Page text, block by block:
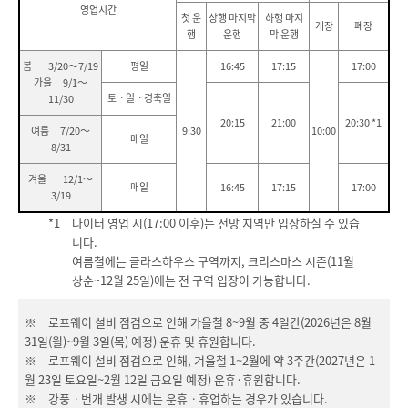
영업시간
첫 운
행
상행 마지막
운행
하행 마지
막 운행
개장 폐장
봄 3/20～7/19
가을 9/1～
11/30
평일
9:30
16:45 17:15
10:00
17:00
토ㆍ일ㆍ경축일
20:15
21:00 20:30 *1
여름 7/20～
8/31
매일
겨울 12/1～
3/19
매일 16:45 17:15 17:00
*1 나이터 영업 시(17:00 이후)는 전망 지역만 입장하실 수 있습
니다.
여름철에는 글라스하우스 구역까지, 크리스마스 시즌(11월
상순~12월 25일)에는 전 구역 입장이 가능합니다.
※ 로프웨이 설비 점검으로 인해 가을철 8~9월 중 4일간(2026년은 8월
31일(월)~9월 3일(목) 예정) 운휴 및 휴원합니다.
※ 로프웨이 설비 점검으로 인해, 겨울철 1~2월에 약 3주간(2027년은 1
월 23일 토요일~2월 12일 금요일 예정) 운휴·휴원합니다.
※ 강풍ㆍ번개 발생 시에는 운휴ㆍ휴업하는 경우가 있습니다.